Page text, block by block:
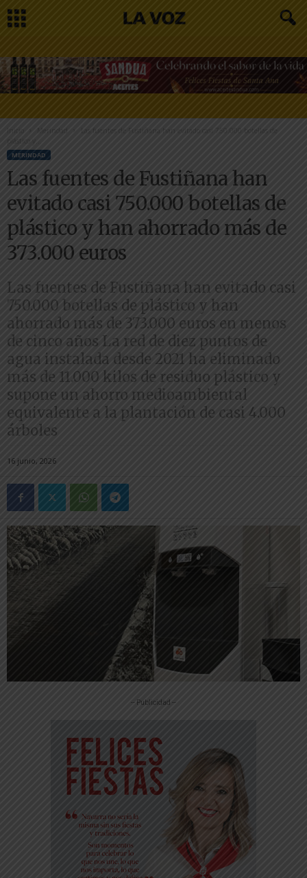
Inicio
Las fuentes de Fustiñana han evitado casi 750.000 botellas de
plástico y...
MERINDAD
Las fuentes de Fustiñana han
evitado casi 750.000 botellas de
plástico y han ahorrado más de
373.000 euros
Las fuentes de Fustiñana han evitado casi
750.000 botellas de plástico y han
ahorrado más de 373.000 euros en menos
de cinco años La red de diez puntos de
agua instalada desde 2021 ha eliminado
más de 11.000 kilos de residuo plástico y
supone un ahorro medioambiental
equivalente a la plantación de casi 4.000
árboles
16 junio, 2026
-- Publicidad --